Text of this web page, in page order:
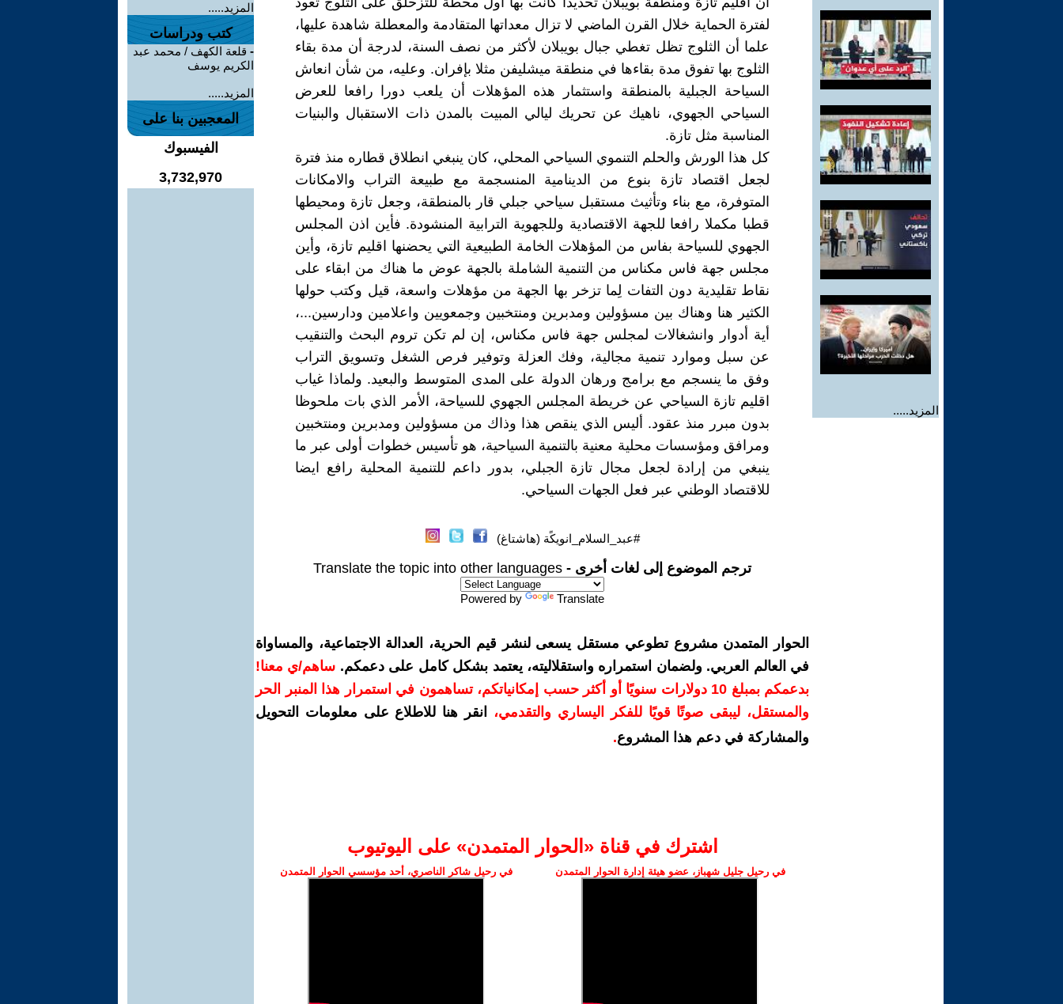
المزيد.....
لفترة الحماية خلال القرن الماضي لا تزال معداتها المتقادمة والمعطلة شاهدة عليها،
علما أن الثلوج تظل تغطي جبال بويبلان لأكثر من نصف السنة، لدرجة أن مدة بقاء
الثلوج بها تفوق مدة بقاءها في منطقة ميشليفن مثلا بإفران. وعليه، من شأن انعاش
السياحة الجبلية بالمنطقة واستثمار هذه المؤهلات أن يلعب دورا رافعا للعرض
السياحي الجهوي، ناهيك عن تحريك ليالي المبيت بالمدن ذات الاستقبال والبنيات
المناسبة مثل تازة.
كل هذا الورش والحلم التنموي السياحي المحلي، كان ينبغي انطلاق قطاره منذ فترة
لجعل اقتصاد تازة بنوع من الدينامية المنسجمة مع طبيعة التراب والامكانات
المتوفرة، مع بناء وتأثيث مستقبل سياحي جبلي قار بالمنطقة، وجعل تازة ومحيطها
قطبا مكملا رافعا للجهة الاقتصادية وللجهوية الترابية المنشودة. فأين اذن المجلس
الجهوي للسياحة بفاس من المؤهلات الخامة الطبيعية التي يحضنها اقليم تازة، وأين
مجلس جهة فاس مكناس من التنمية الشاملة بالجهة عوض ما هناك من ابقاء على
نقاط تقليدية دون التفات لِما تزخر بها الجهة من مؤهلات واسعة، قيل وكتب حولها
الكثير هنا وهناك بين مسؤولين ومدبرين ومنتخبين وجمعويين واعلامين ودارسين...،
أية أدوار وانشغالات لمجلس جهة فاس مكناس، إن لم تكن تروم البحث والتنقيب
عن سبل وموارد تنمية مجالية، وفك العزلة وتوفير فرص الشغل وتسويق التراب
وفق ما ينسجم مع برامج ورهان الدولة على المدى المتوسط والبعيد. ولماذا غياب
اقليم تازة السياحي عن خريطة المجلس الجهوي للسياحة، الأمر الذي بات ملحوظا
بدون مبرر منذ عقود. أليس الذي ينقص هذا وذاك من مسؤولين ومدبرين ومنتخبين
ومرافق ومؤسسات محلية معنية بالتنمية السياحية، هو تأسيس خطوات أولى عبر ما
ينبغي من إرادة لجعل مجال تازة الجبلي، بدور داعم للتنمية المحلية رافع ايضا
للاقتصاد الوطني عبر فعل الجهات السياحي.
#عبد_السلام_انويكًة (هاشتاغ)
ترجم الموضوع إلى لغات أخرى - Translate the topic into other languages
Powered by Translate
الحوار المتمدن مشروع تطوعي مستقل يسعى لنشر قيم الحرية، العدالة الاجتماعية، والمساواة
في العالم العربي. ولضمان استمراره واستقلاليته، يعتمد بشكل كامل على دعمكم. ساهم/ي معنا!
بدعمكم بمبلغ 10 دولارات سنويًا أو أكثر حسب إمكانياتكم، تساهمون في استمرار هذا المنبر الحر
والمستقل، ليبقى صوتًا قويًا للفكر اليساري والتقدمي،
انقر هنا للاطلاع على معلومات التحويل
والمشاركة في دعم هذا المشروع.
اشترك في قناة ‫«الحوار المتمدن» على اليوتيوب
في رحيل جليل شهباز، عضو هيئة إدارة الحوار المتمدن في رحيل شاكر الناصري، أحد مؤسسي الحوار المتمدن
المزيد.....
كتب ودراسات
- قلعة الكهف / محمد عبد
الكريم يوسف
المزيد.....
المعجبين بنا على
الفيسبوك
3,732,970